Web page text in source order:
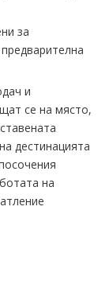
за
и
се на място,
дестинацията
на